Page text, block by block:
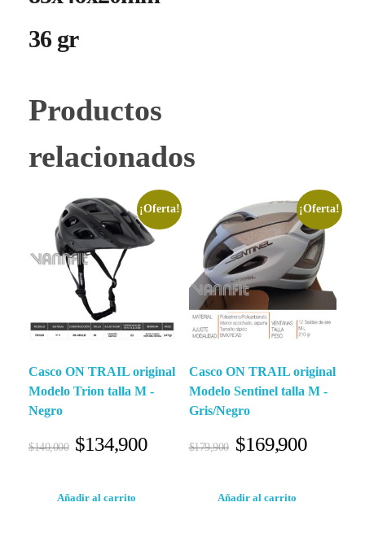
36 gr
Productos
relacionados
¡Oferta!
Casco ON TRAIL original
Modelo Trion talla M -
Negro
$140,000 $134,900
Añadir al carrito
¡Oferta!
Casco ON TRAIL original
Modelo Sentinel talla M -
Gris/Negro
$179,900 $169,900
Añadir al carrito